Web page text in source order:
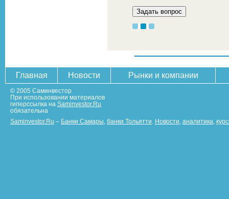
Главная Новости Рынки и компании
© 2005 Саминвестор
При использовании материалов
гиперссылка на Saminvestor.Ru
обязательна
Saminvestor.Ru – Банки Самары банки Тольятти Новости аналитика